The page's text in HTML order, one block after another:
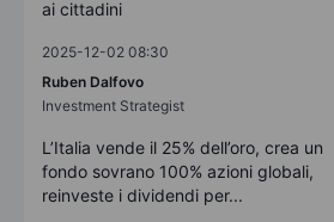
ai cittadini
2025-12-02 08:30
Ruben Dalfovo
Investment Strategist
L’Italia vende il 25% dell’oro, crea un
fondo sovrano 100% azioni globali,
reinveste i dividendi per...